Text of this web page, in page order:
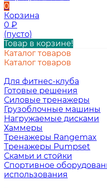
0
Корзина
0 ₽
(пусто)
Товар в корзине!
Каталог товаров
Каталог товаров
Для фитнес-клуба
Готовые решения
Силовые тренажеры
Грузоблочные машины
Нагружаемые дисками
Хаммеры
Тренажеры Rangemax
Тренажеры Pumpset
Скамьи и стойки
Спортивное
использования